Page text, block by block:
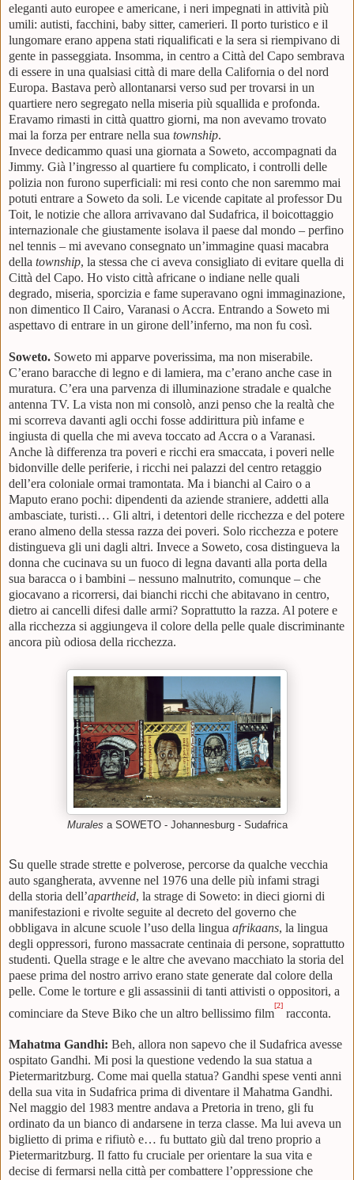
eleganti auto europee e americane, i neri impegnati in attività più
umili: autisti, facchini, baby sitter, camerieri. Il porto turistico e il
lungomare erano appena stati riqualificati e la sera si riempivano di
gente in passeggiata. Insomma, in centro a Città del Capo sembrava
di essere in una qualsiasi città di mare della California o del nord
Europa. Bastava però allontanarsi verso sud per trovarsi in un
quartiere nero segregato nella miseria più squallida e profonda.
Eravamo rimasti in città quattro giorni, ma non avevamo trovato
mai la forza per entrare nella sua township.
Invece dedicammo quasi una giornata a Soweto, accompagnati da
Jimmy. Già l’ingresso al quartiere fu complicato, i controlli delle
polizia non furono superficiali: mi resi conto che non saremmo mai
potuti entrare a Soweto da soli. Le vicende capitate al professor Du
Toit, le notizie che allora arrivavano dal Sudafrica, il boicottaggio
internazionale che giustamente isolava il paese dal mondo – perfino
nel tennis – mi avevano consegnato un’immagine quasi macabra
della township, la stessa che ci aveva consigliato di evitare quella di
Città del Capo. Ho visto città africane o indiane nelle quali
degrado, miseria, sporcizia e fame superavano ogni immaginazione,
non dimentico Il Cairo, Varanasi o Accra. Entrando a Soweto mi
aspettavo di entrare in un girone dell’inferno, ma non fu così.
Soweto. Soweto mi apparve poverissima, ma non miserabile.
C’erano baracche di legno e di lamiera, ma c’erano anche case in
muratura. C’era una parvenza di illuminazione stradale e qualche
antenna TV. La vista non mi consolò, anzi penso che la realtà che
mi scorreva davanti agli occhi fosse addirittura più infame e
ingiusta di quella che mi aveva toccato ad Accra o a Varanasi.
Anche là differenza tra poveri e ricchi era smaccata, i poveri nelle
bidonville delle periferie, i ricchi nei palazzi del centro retaggio
dell’era coloniale ormai tramontata. Ma i bianchi al Cairo o a
Maputo erano pochi: dipendenti da aziende straniere, addetti alla
ambasciate, turisti… Gli altri, i detentori delle ricchezza e del potere
erano almeno della stessa razza dei poveri. Solo ricchezza e potere
distingueva gli uni dagli altri. Invece a Soweto, cosa distingueva la
donna che cucinava su un fuoco di legna davanti alla porta della
sua baracca o i bambini – nessuno malnutrito, comunque – che
giocavano a ricorrersi, dai bianchi ricchi che abitavano in centro,
dietro ai cancelli difesi dalle armi? Soprattutto la razza. Al potere e
alla ricchezza si aggiungeva il colore della pelle quale discriminante
ancora più odiosa della ricchezza.
Murales a SOWETO - Johannesburg - Sudafrica
Su quelle strade strette e polverose, percorse da qualche vecchia
auto sgangherata, avvenne nel 1976 una delle più infami stragi
della storia dell’apartheid, la strage di Soweto: in dieci giorni di
manifestazioni e rivolte seguite al decreto del governo che
obbligava in alcune scuole l’uso della lingua afrikaans, la lingua
degli oppressori, furono massacrate centinaia di persone, soprattutto
studenti. Quella strage e le altre che avevano macchiato la storia del
paese prima del nostro arrivo erano state generate dal colore della
pelle. Come le torture e gli assassinii di tanti attivisti o oppositori, a
cominciare da Steve Biko che un altro bellissimo film
[2]
racconta.
Mahatma Gandhi: Beh, allora non sapevo che il Sudafrica avesse
ospitato Gandhi. Mi posi la questione vedendo la sua statua a
Pietermaritzburg. Come mai quella statua? Gandhi spese venti anni
della sua vita in Sudafrica prima di diventare il Mahatma Gandhi.
Nel maggio del 1983 mentre andava a Pretoria in treno, gli fu
ordinato da un bianco di andarsene in terza classe. Ma lui aveva un
biglietto di prima e rifiutò e… fu buttato giù dal treno proprio a
Pietermaritzburg. Il fatto fu cruciale per orientare la sua vita e
decise di fermarsi nella città per combattere l’oppressione che